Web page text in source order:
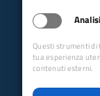
Analisi
Questi strumenti
tua esperienza
contenuti esterni.